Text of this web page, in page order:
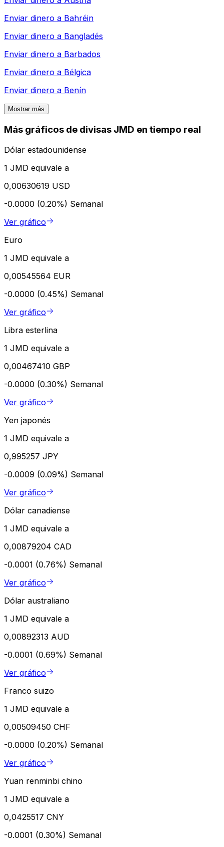
Enviar dinero a Bahréin
Enviar dinero a Bangladés
Enviar dinero a Barbados
Enviar dinero a Bélgica
Enviar dinero a Benín
Mostrar más
Más gráficos de divisas JMD en tiempo real
Dólar estadounidense
1 JMD equivale a
0,00630619 USD
-0.0000 (0.20%) Semanal
Ver gráfico
Euro
1 JMD equivale a
0,00545564 EUR
-0.0000 (0.45%) Semanal
Ver gráfico
Libra esterlina
1 JMD equivale a
0,00467410 GBP
-0.0000 (0.30%) Semanal
Ver gráfico
Yen japonés
1 JMD equivale a
0,995257 JPY
-0.0009 (0.09%) Semanal
Ver gráfico
Dólar canadiense
1 JMD equivale a
0,00879204 CAD
-0.0001 (0.76%) Semanal
Ver gráfico
Dólar australiano
1 JMD equivale a
0,00892313 AUD
-0.0001 (0.69%) Semanal
Ver gráfico
Franco suizo
1 JMD equivale a
0,00509450 CHF
-0.0000 (0.20%) Semanal
Ver gráfico
Yuan renminbi chino
1 JMD equivale a
0,0425517 CNY
-0.0001 (0.30%) Semanal